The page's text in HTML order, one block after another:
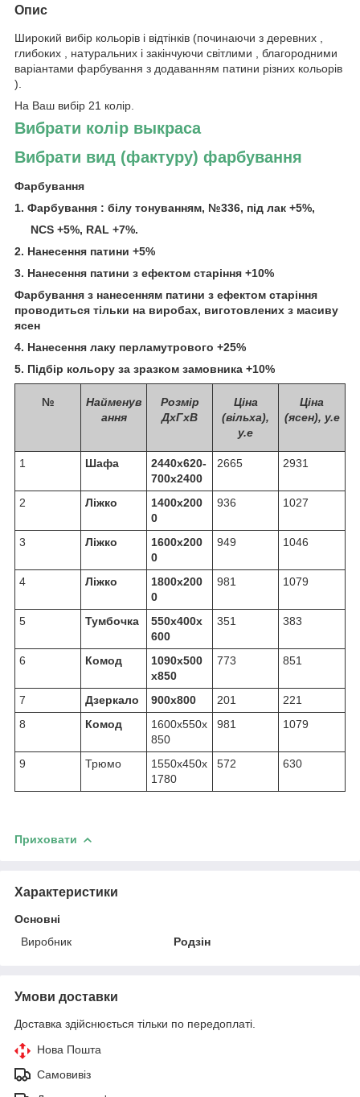
Опис
Широкий вибір кольорів і відтінків (починаючи з деревних ,
глибоких , натуральних і закінчуючи світлими , благородними
варіантами фарбування з додаванням патини різних кольорів
).
На Ваш вибір 21 колір.
Вибрати колір выкраса
Вибрати вид (фактуру) фарбування
Фарбування
1. Фарбування : білу тонуванням, №336, під лак +5%,
NCS +5%, RAL +7%.
2. Нанесення патини +5%
3. Нанесення патини з ефектом старіння +10%
Фарбування з нанесенням патини з ефектом старіння
проводиться тільки на виробах, виготовлених з масиву
ясен
4. Нанесення лаку перламутрового +25%
5. Підбір кольору за зразком замовника +10%
№
Найменув
ання
Розмір
ДхГхВ
Ціна
(вільха),
у.е
Ціна
(ясен), у.е
1 Шафа
2440х620-
700х2400
2665 2931
2 Ліжко
1400х200
0
936 1027
3 Ліжко
1600х200
0
949 1046
4 Ліжко
1800х200
0
981 1079
5 Тумбочка
550х400х
600
351 383
6 Комод
1090х500
х850
773 851
7 Дзеркало 900х800 201
221
8
Комод
1600х550х
850
981 1079
9 Трюмо
1550х450х
1780
572 630
Приховати
Характеристики
Основні
Виробник
Родзін
Умови доставки
Доставка здійснюється тільки по передоплаті.
Нова Пошта
Самовивіз